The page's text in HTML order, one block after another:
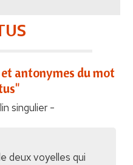
antonymes du mot
singulier -
deux voyelles qui